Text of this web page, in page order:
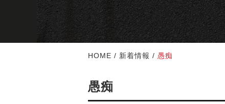
HOME / 新着情報 / 愚痴
愚痴